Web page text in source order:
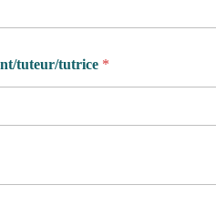
tuteur/tutrice *